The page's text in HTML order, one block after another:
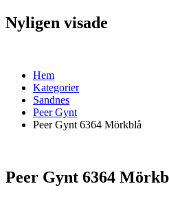
Nyligen visade
Hem
Kategorier
Sandnes
Peer Gynt
Peer Gynt 6364 Mörkblå
Peer Gynt 6364